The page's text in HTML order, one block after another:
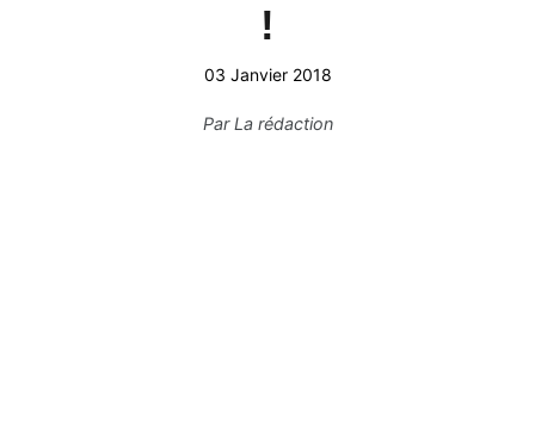
!
03 Janvier 2018
ParLa rédaction